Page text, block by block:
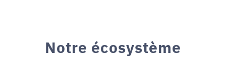
Notre écosystème